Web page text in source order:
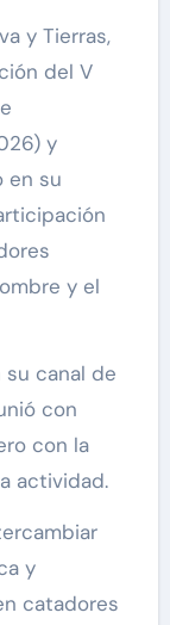
del V
y
en su
y el
canal de
con
con la
actividad.
y
catadores